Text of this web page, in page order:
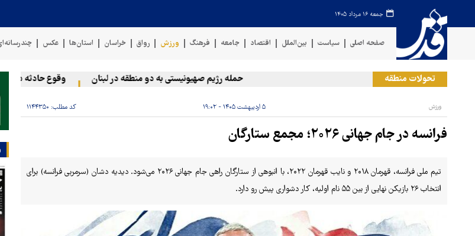
جمعه ۱۶ مرداد ۱۴۰۵
صفحه اصلی سیاست بین‌الملل اقتصاد جامعه فرهنگ ورزش رواق خراسان استان‌ها عکس
تحولات منطقه حمله رژیم صهیونیستی به دو منطقه در لبنان وقوع حادثه دریایی در
ورزش ۵ اردیبهشت ۱۴۰۵ - ۱۹:۰۲ کد مطلب: ۱۱۴۴۳۵۰
فرانسه در جام جهانی ۲۰۲۶؛ مجمع ستارگان
تیم ملی فرانسه، قهرمان ۲۰۱۸ و نایب قهرمان ۲۰۲۲، با انبوهی از ستارگان راهی جام جهانی ۲۰۲۶ می‌شود. دیدیه دشان (سرمربی فرانسه) برای
انتخاب ۲۶ بازیکن نهایی از بین ۵۵ نام اولیه، کار دشواری پیش رو دارد.